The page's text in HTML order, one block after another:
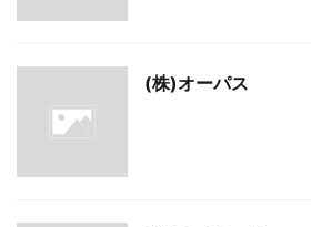
(株)オーパス